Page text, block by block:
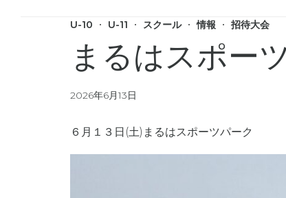
U-10 U-11 スクール 情報 招待大会
まるはスポー
2026年6月13日
６月１３日(土)まるはスポーツパーク